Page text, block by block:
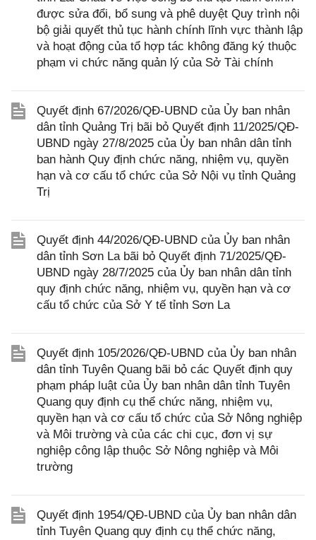
được sửa đổi, bổ sung và phê duyệt Quy trình nội
bộ giải quyết thủ tục hành chính lĩnh vực thành lập
và hoạt động của tổ hợp tác không đăng ký thuộc
phạm vi chức năng quản lý của Sở Tài chính
Quyết định 67/2026/QĐ-UBND của Ủy ban nhân
dân tỉnh Quảng Trị bãi bỏ Quyết định 11/2025/QĐ-
UBND ngày 27/8/2025 của Ủy ban nhân dân tỉnh
ban hành Quy định chức năng, nhiệm vụ, quyền
hạn và cơ cấu tổ chức của Sở Nội vụ tỉnh Quảng
Trị
Quyết định 44/2026/QĐ-UBND của Ủy ban nhân
dân tỉnh Sơn La bãi bỏ Quyết định 71/2025/QĐ-
UBND ngày 28/7/2025 của Ủy ban nhân dân tỉnh
quy định chức năng, nhiệm vụ, quyền hạn và cơ
cấu tổ chức của Sở Y tế tỉnh Sơn La
Quyết định 105/2026/QĐ-UBND của Ủy ban nhân
dân tỉnh Tuyên Quang bãi bỏ các Quyết định quy
phạm pháp luật của Ủy ban nhân dân tỉnh Tuyên
Quang quy định cụ thể chức năng, nhiệm vụ,
quyền hạn và cơ cấu tổ chức của Sở Nông nghiệp
và Môi trường và của các chi cục, đơn vị sự
nghiệp công lập thuộc Sở Nông nghiệp và Môi
trường
Quyết định 1954/QĐ-UBND của Ủy ban nhân dân
tỉnh Tuyên Quang quy định cụ thể chức năng,